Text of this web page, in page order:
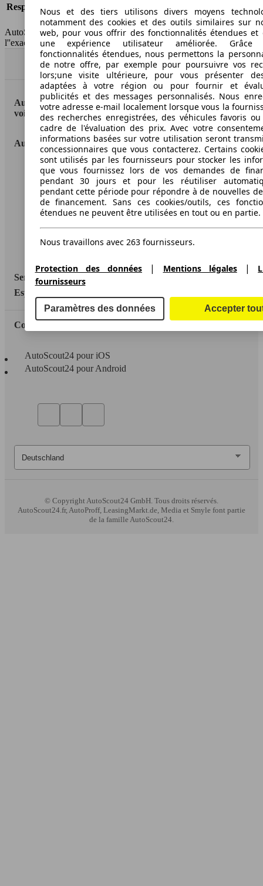
Responsabilité civile
HSN/TSN
MRE54x6Hxxxx/JK0UA6
AutoScout24 France SAS décline toute responsabilité concernant
l''exactitude des indications fournies.
Haut
AutoScout24: la plus grande plateforme en ligne de
voitures en Europe
AutoScout24
A propos d'AutoScout24
Conditions d'utilisation
Informations légales
Protection des données
Service
Espace Pro
Contact
AutoScout24 pour iOS
AutoScout24 pour Android
© CopyrightAutoScout24 GmbH. Tous droits réservés.
AutoScout24.fr, AutoProff, LeasingMarkt.de, Media et Smyle font partie
de la famille AutoScout24.
Nous et des tiers utilisons divers moyens
notamment des cookies et des outils similaires sur
web, pour vous offrir des fonctionnalités étendues et
une expérience utilisateur améliorée.
fonctionnalités étendues, nous permettons la
de notre offre, par exemple pour poursuivre vos
lors;une visite ultérieure, pour vous présenter
adaptées à votre région ou pour fournir et
publicités et des messages personnalisés. Nous
votre adresse e-mail localement lorsque vous la
des recherches enregistrées, des véhicules favoris
cadre de l'évaluation des prix. Avec votre
informations basées sur votre utilisation seront
concessionnaires que vous contacterez. Certains
sont utilisés par les fournisseurs pour stocker les
que vous fournissez lors de vos demandes de
pendant 30 jours et pour les réutiliser
pendant cette période pour répondre à de nouvelles
de financement. Sans ces cookies/outils, ces
étendues ne peuvent être utilisées en tout ou en partie.
Nous travaillons avec 263 fournisseurs.
Protection des données | Mentions légales|
fournisseurs
Paramètres des données Accepter